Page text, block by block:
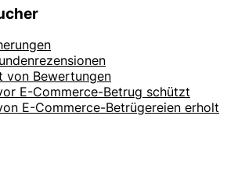
von Bewertungen
E-Commerce-Betrug schützt
E-Commerce-Betrügereien erholt